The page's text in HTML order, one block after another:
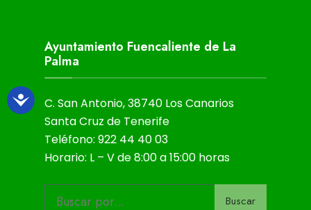
Ayuntamiento Fuencaliente de La
Palma
C. San Antonio, 38740 Los Canarios
Santa Cruz de Tenerife
Teléfono: 922 44 40 03
Horario: L – V de 8:00 a 15:00 horas
Buscar